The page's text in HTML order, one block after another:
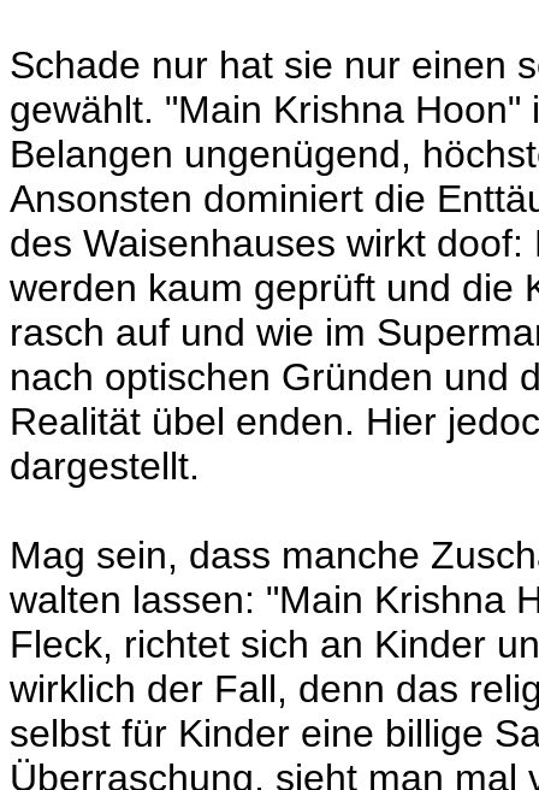
Schade nur hat sie nur einen
gewählt. "Main Krishna
Belangen ungenügend,
Ansonsten dominiert die
des Waisenhauses wirkt
werden kaum geprüft und die
rasch auf und wie im
nach optischen Gründen und
Realität übel enden. Hier
dargestellt.
Mag sein, dass manche
walten lassen: "Main Krishna
Fleck, richtet sich an Kinder
wirklich der Fall, denn das
selbst für Kinder eine billige
Überraschung, sieht man mal